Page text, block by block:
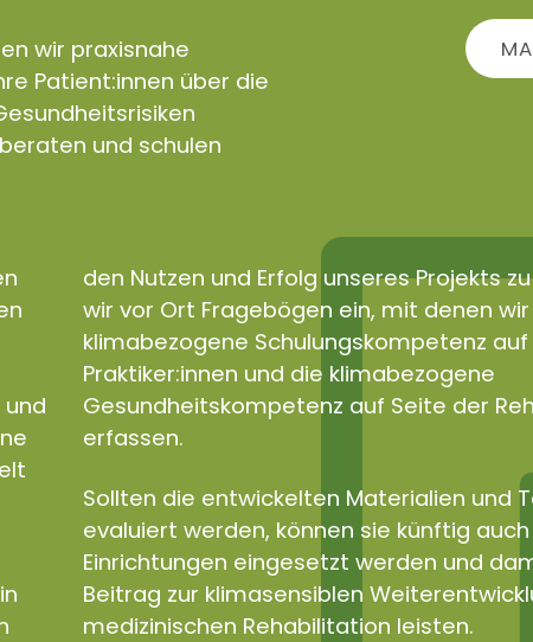
wir praxisnahe
Patient:innen über die
und schulen
den Nutzen und Erfolg unseres Projekts
wir vor Ort Fragebögen ein, mit denen wir
klimabezogene Schulungskompetenz
Praktiker:innen und die klimabezogene
Gesundheitskompetenz auf Seite der
erfassen.
Sollten die entwickelten Materialien und
evaluiert werden, können sie künftig
Einrichtungen eingesetzt werden und
Beitrag zur klimasensiblen
medizinischen Rehabilitation leisten.